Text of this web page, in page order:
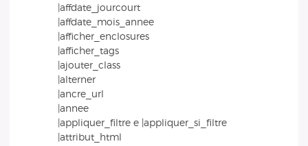
|affdate_jourcourt
|affdate_mois_annee
|afficher_enclosures
|afficher_tags
|ajouter_class
|alterner
|ancre_url
|annee
|appliquer_filtre e |appliquer_si_filtre
|attribut_html